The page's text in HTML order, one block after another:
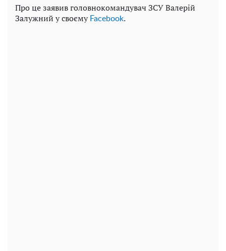
Про це заявив головнокомандувач ЗСУ Валерій
Залужний у своєму Facebook.